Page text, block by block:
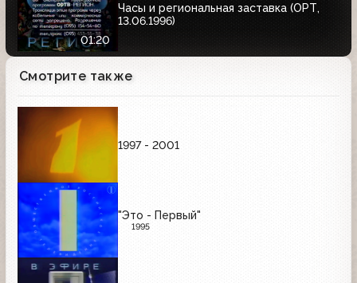
01:20
Часы и региональная заставка (ОРТ,
13.06.1996)
Смотрите также
1997 - 2001
"Это - Первый"
1995